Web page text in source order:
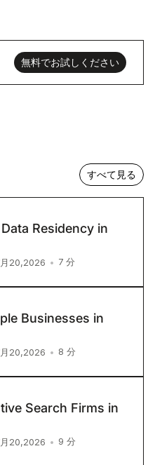
無料でお試しください
すべて見る
Residency in
20,2026 • 7 分
Businesses in
20,2026 • 8 分
Search Firms in
20,2026 • 9 分